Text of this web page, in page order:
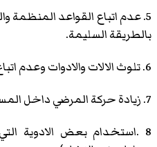
5. عدم اتباع القواعد
بالطريقة السليمة.
6. تلوث الالات والادوات وعدم اتباع اسس
7. زيادة حركة المرضي داخل المستشفي.
8 .استخدام بعض الادوية